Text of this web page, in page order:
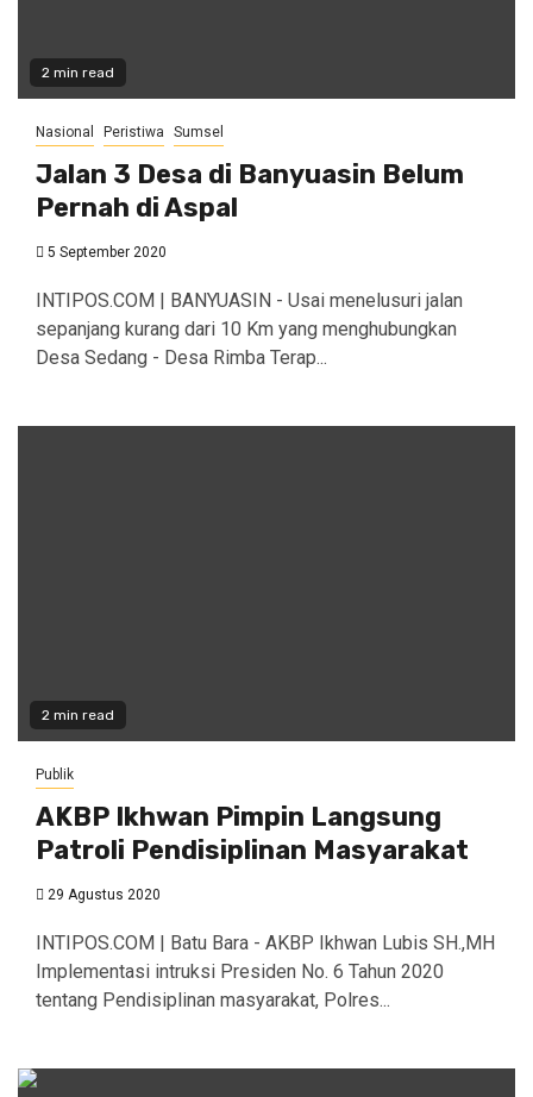
2 min read
Nasional Peristiwa Sumsel
Jalan 3 Desa di Banyuasin Belum
Pernah di Aspal
5 September 2020
INTIPOS.COM | BANYUASIN - Usai menelusuri jalan
sepanjang kurang dari 10 Km yang menghubungkan
Desa Sedang - Desa Rimba Terap...
2 min read
Publik
AKBP Ikhwan Pimpin Langsung
Patroli Pendisiplinan Masyarakat
29 Agustus 2020
INTIPOS.COM | Batu Bara - AKBP Ikhwan Lubis SH.,MH
Implementasi intruksi Presiden No. 6 Tahun 2020
tentang Pendisiplinan masyarakat, Polres...